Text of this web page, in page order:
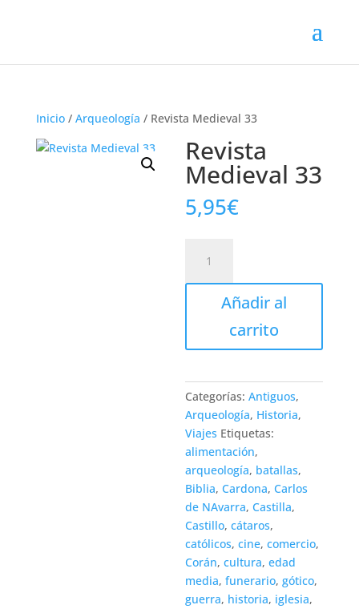
Inicio/ Arqueología / Revista Medieval 33
Revista
Medieval 33
5,95€
Medieval
33
cantidadAñadir al
carrito
Categorías:Antiguos,
Arqueología, Historia,
Viajes Etiquetas:
alimentación,
arqueología, batallas,
Biblia,Cardona,Carlos
de NAvarra,Castilla,
Castillo,cátaros,
católicos,cine,comercio,
Corán,cultura,edad
media,funerario,gótico,
guerra, historia, iglesia,